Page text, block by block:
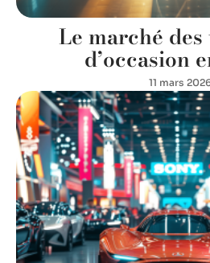
Le marché
d’occasion
11 mars